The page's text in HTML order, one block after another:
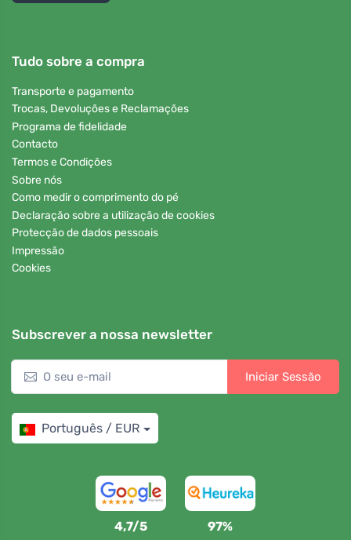
Tudo sobre a compra
Transporte e pagamento
Trocas, Devoluções e Reclamações
Programa de fidelidade
Contacto
Termos e Condições
Sobre nós
Como medir o comprimento do pé
Declaração sobre a utilização de cookies
Protecção de dados pessoais
Impressão
Cookies
Subscrever a nossa newsletter
Iniciar Sessão
Português / EUR
4,7/5 97%